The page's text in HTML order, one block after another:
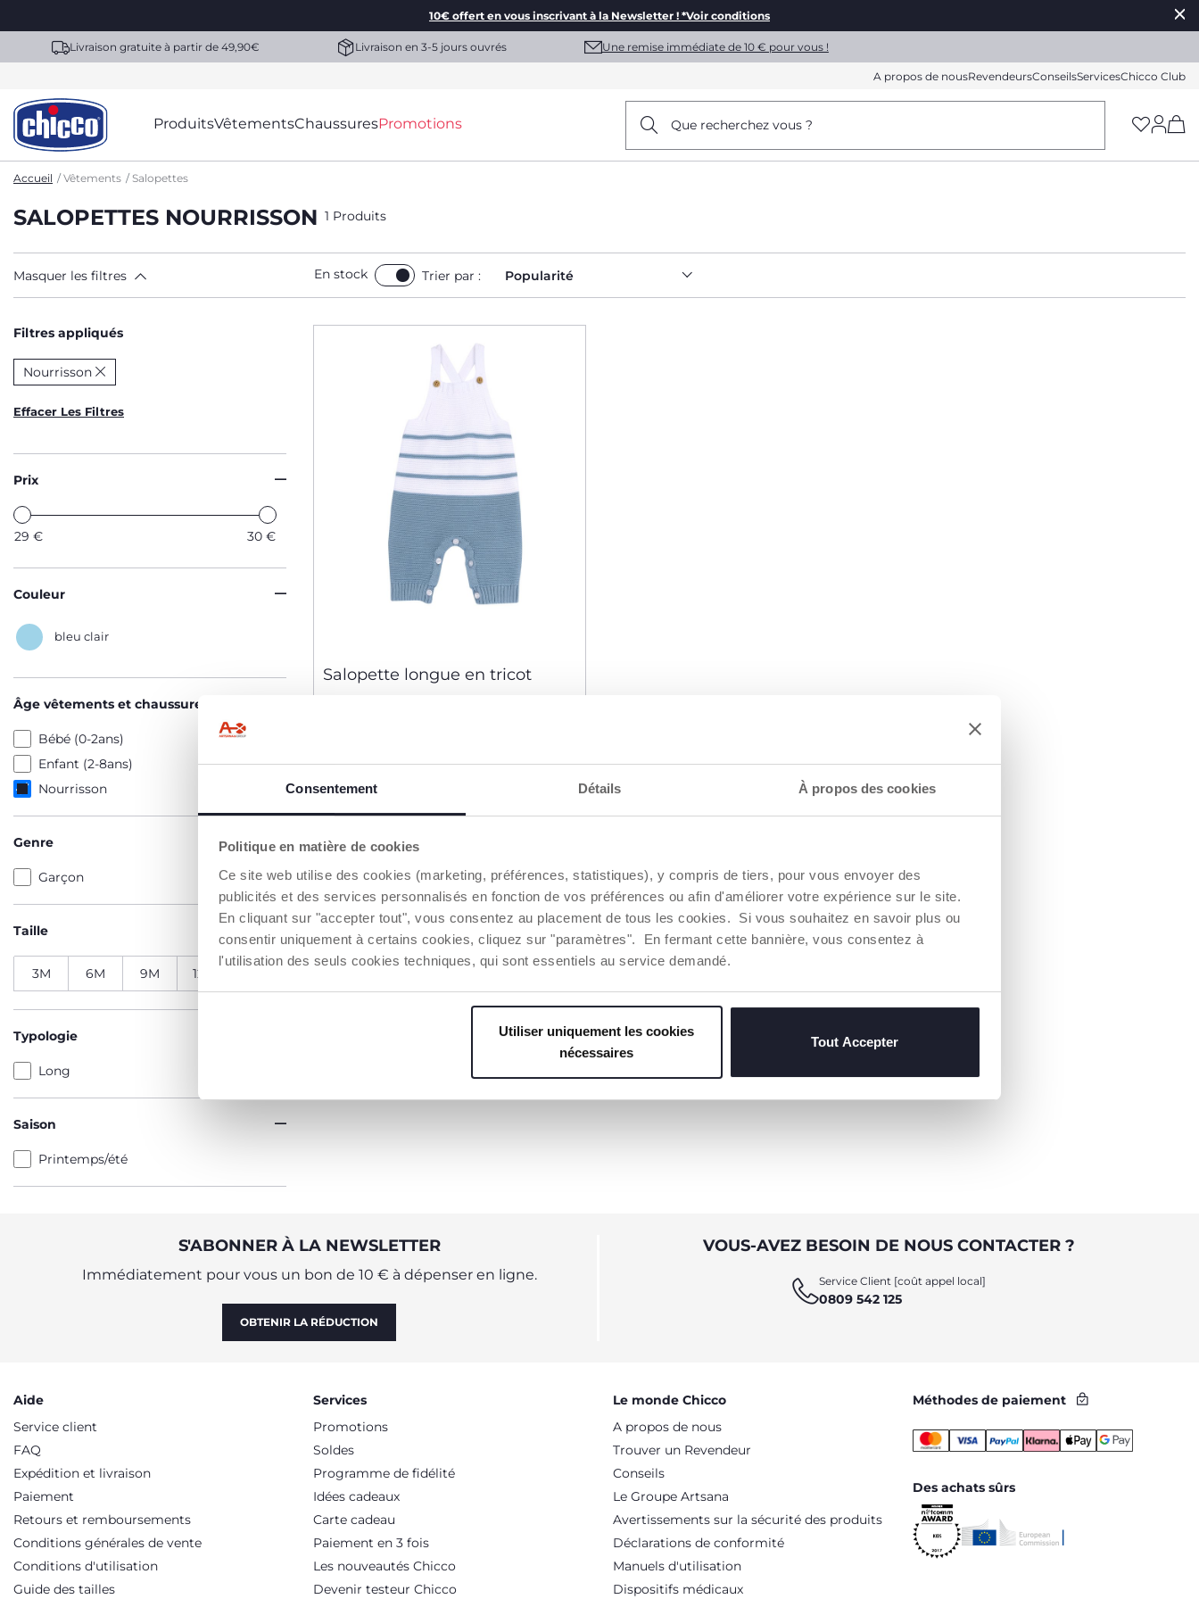
Consentement Détails À propos des cookies
Politique en matière de cookies
Ce site web utilise des cookies (marketing, préférences, statistiques), y compris de tiers, pour vous envoyer des
publicités et des services personnalisés en fonction de vos préférences ou afin d'améliorer votre expérience sur le site.
En cliquant sur "accepter tout", vous consentez au placement de tous les cookies. Si vous souhaitez en savoir plus ou
consentir uniquement à certains cookies, cliquez sur "paramètres". En fermant cette bannière, vous consentez à
l'utilisation des seuls cookies techniques, qui sont essentiels au service demandé.
Utiliser uniquement les cookies
nécessaires
Tout Accepter
10€ offert en vous inscrivant à la Newsletter ! *Voir conditions
Livraison gratuite à partir de 49,90€ Livraison en 3-5 jours ouvrés Une remise immédiate de 10 € pour vous !
A propos de nousRevendeursConseilsServicesChicco Club
ProduitsVêtementsChaussuresPromotions Que recherchez vous ?
Accueil Vêtements Salopettes
SALOPETTES NOURRISSON 1 Produits
Masquer les filtres En stock Trier par : Popularité
Filtres appliqués
Nourrisson
Effacer Les Filtres
Prix
29 € 30 €
Couleur
bleu clair
Âge vêtements et chaussures
Bébé (0-2ans)
Enfant (2-8ans)
Nourrisson
Genre
Garçon
Taille
3M 6M 9M 12M
Typologie
Long
Saison
Printemps/été
Salopette longue en tricot
S'ABONNER À LA NEWSLETTER
Immédiatement pour vous un bon de 10 € à dépenser en ligne.
OBTENIR LA RÉDUCTION
VOUS-AVEZ BESOIN DE NOUS CONTACTER ?
Service Client [coût appel local]
0809 542 125
Aide
Service client
FAQ
Expédition et livraison
Paiement
Retours et remboursements
Conditions générales de vente
Conditions d'utilisation
Guide des tailles
Services
Promotions
Soldes
Programme de fidélité
Idées cadeaux
Carte cadeau
Paiement en 3 fois
Les nouveautés Chicco
Devenir testeur Chicco
Le monde Chicco
A propos de nous
Trouver un Revendeur
Conseils
Le Groupe Artsana
Avertissements sur la sécurité des produits
Déclarations de conformité
Manuels d'utilisation
Dispositifs médicaux
Méthodes de paiement
Des achats sûrs